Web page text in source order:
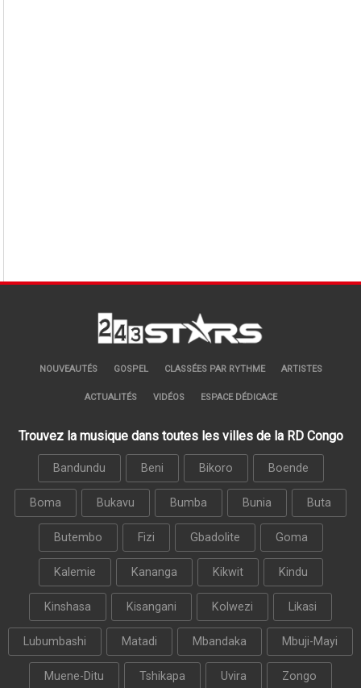
NOUVEAUTÉS GOSPEL CLASSÉES PAR RYTHME ARTISTES
ACTUALITÉS VIDÉOS ESPACE DÉDICACE
Trouvez la musique dans toutes les villes de la RD Congo
Bandundu Beni Bikoro Boende
Boma Bukavu Bumba Bunia Buta
Butembo Fizi Gbadolite Goma
Kalemie Kananga Kikwit Kindu
Kinshasa Kisangani Kolwezi Likasi
Lubumbashi Matadi Mbandaka Mbuji-Mayi
Muene-Ditu Tshikapa Uvira Zongo